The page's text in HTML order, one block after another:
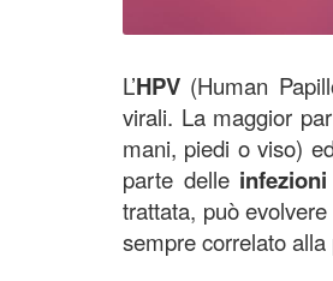
L’HPV (Human
virali. La maggior
mani, piedi o viso)
parte delle
trattata, può
sempre correlato alla